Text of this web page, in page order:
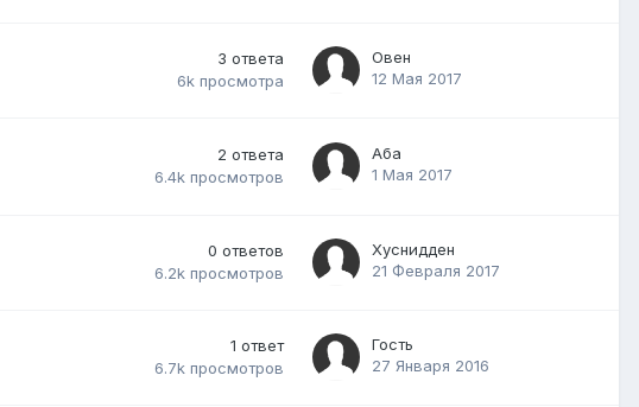
3 ответа
6k просмотра
Овен
12 Мая 2017
2 ответа
6.4k просмотров
Аба
1 Мая 2017
0 ответов
6.2k просмотров
Хуснидден
21 Февраля 2017
1 ответ
6.7k просмотров
Гость
27 Января 2016